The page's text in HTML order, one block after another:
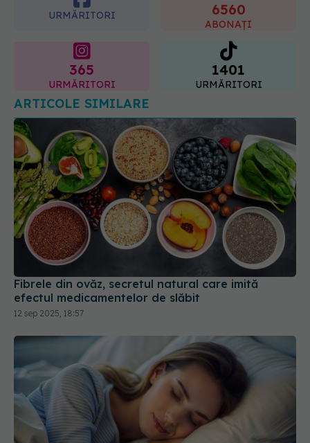
365
URMĂRITORI
1401
URMĂRITORI
ARTICOLE SIMILARE
Fibrele din ovăz, secretul natural care imită
efectul medicamentelor de slăbit
12 sep 2025, 18:57